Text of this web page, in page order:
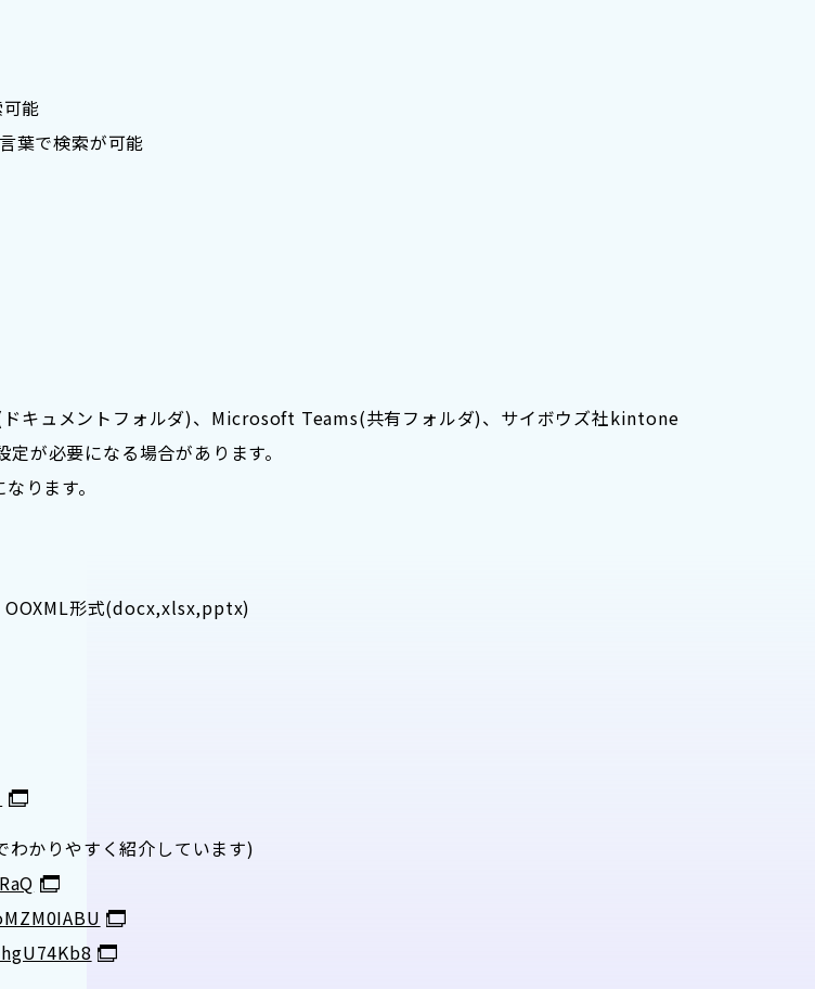
能
葉で検索が可能
ュメントフォルダ)、Microsoft Teams(共有フォルダ)、サイボウズ社kintone
が必要になる場合があります。
ります。
形式(docx,xlsx,pptx)
かりやすく紹介しています)